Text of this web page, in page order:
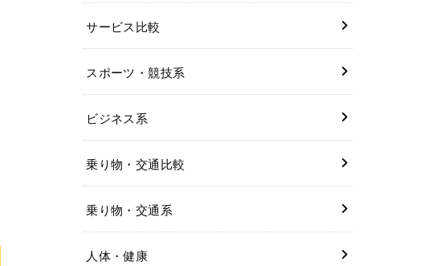
サービス比較
スポーツ・競技系
ビジネス系
乗り物・交通比較
乗り物・交通系
人体・健康